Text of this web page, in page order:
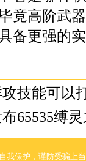
竟高阶武
备更强的
技能可以
65535缚
我保护，谨防受骗上